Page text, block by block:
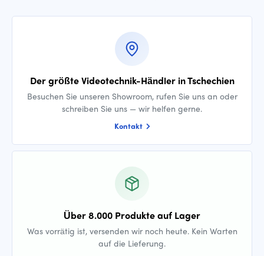
Der größte Videotechnik-Händler in Tschechien
Besuchen Sie unseren Showroom, rufen Sie uns an oder
schreiben Sie uns — wir helfen gerne.
Kontakt
Über 8.000 Produkte auf Lager
Was vorrätig ist, versenden wir noch heute. Kein Warten
auf die Lieferung.